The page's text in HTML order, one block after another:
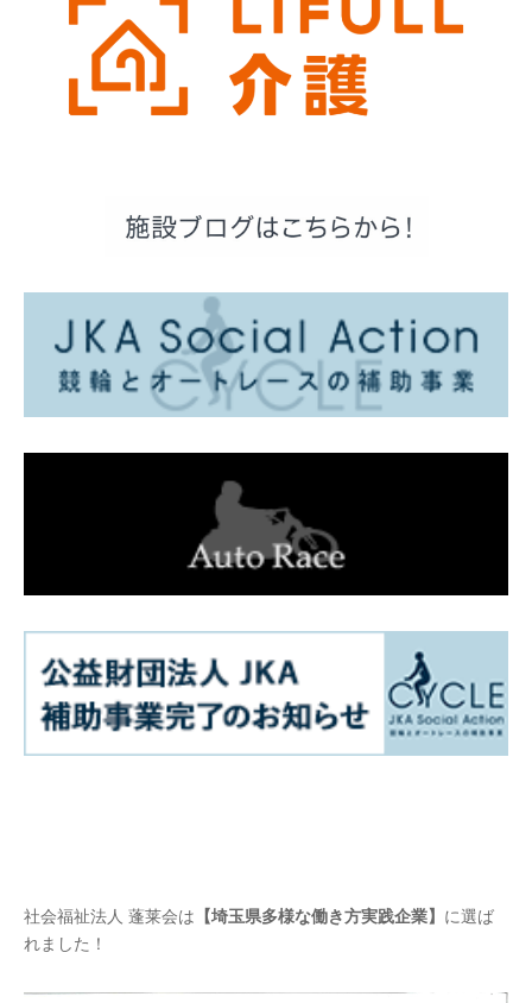
社会福祉法人 蓬莱会は 【埼玉県多様な働き方実践企業】 に選ば
れました！